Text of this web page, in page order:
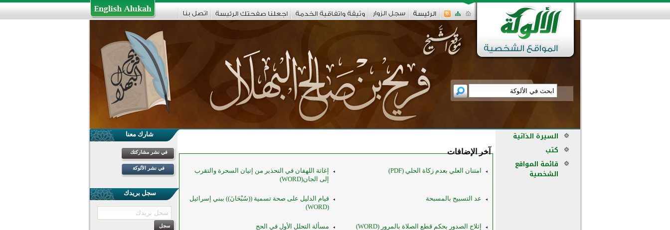
آخر الإضافات
امتنان العلي بعدم زكاة الحلي (PDF)
إغاثة اللهفان في التحذير من إتيان السحرة والتقرب
إلى الجان(WORD)
عد التسبيح بالمسبحة
قيام الدليل على صحة تسمية ((سُبْحَانَ)) ببني إسرائيل
(WORD)
إثلاج الصدور بحكم قطع الصلاة بالمرور (WORD) مسألة التحلل الأول في الحج
شارك معنا
في نشر مشاركتك
في نشر الألوكة
سجل بريدك
السيرة الذاتية
كتب
قائمة المواقع
الشخصية